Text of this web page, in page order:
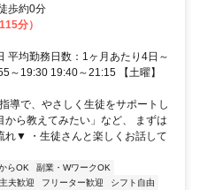
歩約0分
分）
平均勤務日数：1ヶ月あたり4日～
～19:30 19:40～21:15 【土曜】
導で、やさしく生徒をサポートし
から教えてみたい」など、 まずは
れ▼ ・生徒さんと楽しくお話して
らOK
副業・WワークOK
夫歓迎 フリーター歓迎
シフト自由